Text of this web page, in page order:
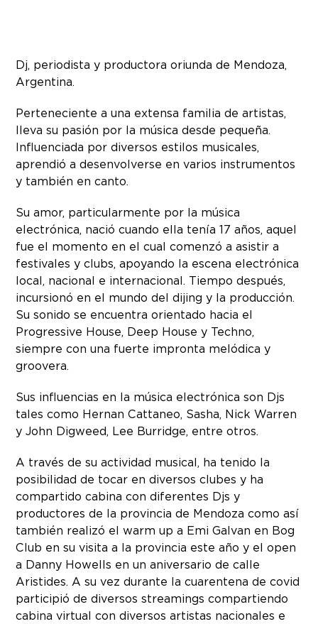
Dj, periodista y productora oriunda de Mendoza,
Argentina.
Perteneciente a una extensa familia de artistas,
lleva su pasión por la música desde pequeña.
Influenciada por diversos estilos musicales,
aprendió a desenvolverse en varios instrumentos
y también en canto.
Su amor, particularmente por la música
electrónica, nació cuando ella tenía 17 años, aquel
fue el momento en el cual comenzó a asistir a
festivales y clubs, apoyando la escena electrónica
local, nacional e internacional. Tiempo después,
incursionó en el mundo del dijing y la producción.
Su sonido se encuentra orientado hacia el
Progressive House, Deep House y Techno,
siempre con una fuerte impronta melódica y
groovera.
Sus influencias en la música electrónica son Djs
tales como Hernan Cattaneo, Sasha, Nick Warren
y John Digweed, Lee Burridge, entre otros.
A través de su actividad musical, ha tenido la
posibilidad de tocar en diversos clubes y ha
compartido cabina con diferentes Djs y
productores de la provincia de Mendoza como así
también realizó el warm up a Emi Galvan en Bog
Club en su visita a la provincia este año y el open
a Danny Howells en un aniversario de calle
Aristides. A su vez durante la cuarentena de covid
participió de diversos streamings compartiendo
cabina virtual con diversos artistas nacionales e